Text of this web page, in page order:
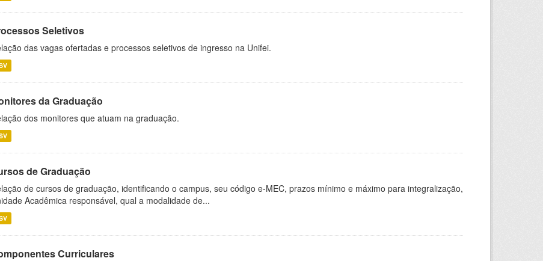
Seletivos
das vagas ofertadas e processos seletivos de ingresso na Unifei.
da Graduação
dos monitores que atuam na graduação.
de Graduação
de cursos de graduação, identificando o campus, seu código e-MEC, prazos mínimo e máximo para integralização,
Acadêmica responsável, qual a modalidade de...
Curriculares